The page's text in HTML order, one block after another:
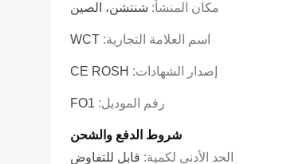
مكان المنشأ: شنتشن، الصين
اسم العلامة التجارية: WCT
إصدار الشهادات: CE ROSH
رقم الموديل: FO1
شروط الدفع والشحن
الحد الأدنى لكمية: قابل للتفاوض